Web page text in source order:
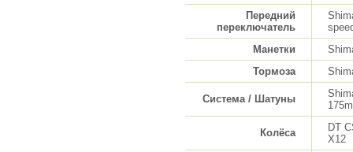
Передний
переключатель
Манетки
Тормоза
Система / Шатуны
Колёса
DT
X12